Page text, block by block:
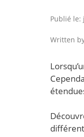
Publié le:
Written